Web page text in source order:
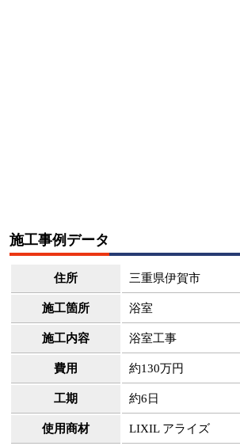
施工事例データ
住所 三重県伊賀市
施工箇所 浴室
施工内容 浴室工事
費用 約130万円
工期 約6日
使用商材 LIXIL アライズ